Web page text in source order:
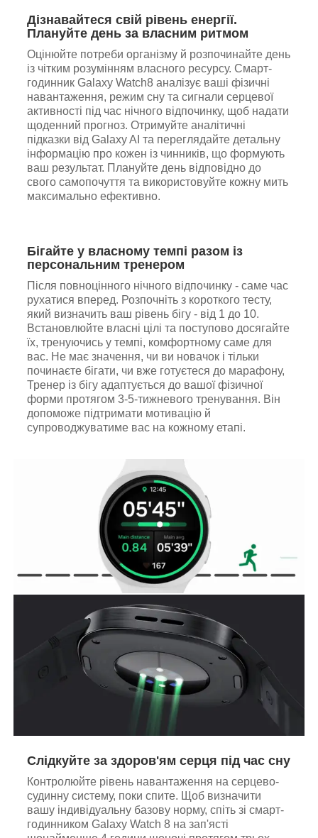
Дізнавайтеся свій рівень енергії.
Плануйте день за власним ритмом
Оцінюйте потреби організму й розпочинайте день
із чітким розумінням власного ресурсу. Смарт-
годинник Galaxy Watch8 аналізує ваші фізичні
навантаження, режим сну та сигнали серцевої
активності під час нічного відпочинку, щоб надати
щоденний прогноз. Отримуйте аналітичні
підказки від Galaxy AI та переглядайте детальну
інформацію про кожен із чинників, що формують
ваш результат. Плануйте день відповідно до
свого самопочуття та використовуйте кожну мить
максимально ефективно.
Бігайте у власному темпі разом із
персональним тренером
Після повноцінного нічного відпочинку - саме час
рухатися вперед. Розпочніть з короткого тесту,
який визначить ваш рівень бігу - від 1 до 10.
Встановлюйте власні цілі та поступово досягайте
їх, тренуючись у темпі, комфортному саме для
вас. Не має значення, чи ви новачок і тільки
починаєте бігати, чи вже готуєтеся до марафону,
Тренер із бігу адаптується до вашої фізичної
форми протягом 3-5-тижневого тренування. Він
допоможе підтримати мотивацію й
супроводжуватиме вас на кожному етапі.
Слідкуйте за здоров'ям серця під час сну
Контролюйте рівень навантаження на серцево-
судинну систему, поки спите. Щоб визначити
вашу індивідуальну базову норму, спіть зі смарт-
годинником Galaxy Watch 8 на зап'ясті